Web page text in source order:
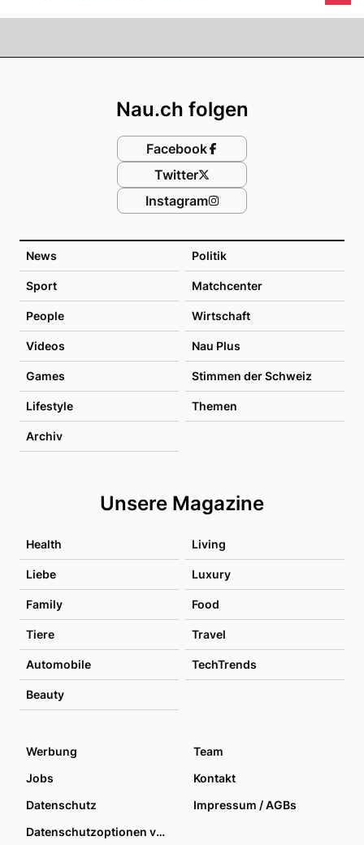
News Politik
Sport Matchcenter
People Wirtschaft
Videos Nau Plus
Games Stimmen der Schweiz
Lifestyle Themen
Archiv
Unsere Magazine
Health Living
Liebe Luxury
Family Food
Tiere Travel
Automobile TechTrends
Beauty
Nau.ch folgen
Facebook
Twitter
Instagram
Werbung
Team
Jobs
Kontakt
Datenschutz
Impressum / AGBs
Datenschutzoptionen verwalten